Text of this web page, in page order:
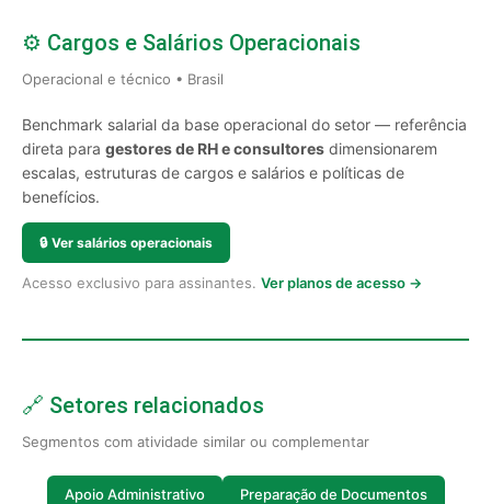
⚙️ Cargos e Salários Operacionais
Operacional e técnico • Brasil
Benchmark salarial da base operacional do setor — referência
direta para gestores de RH e consultores dimensionarem
escalas, estruturas de cargos e salários e políticas de
benefícios.
🔒 Ver salários operacionais
Acesso exclusivo para assinantes. Ver planos de acesso →
🔗 Setores relacionados
Segmentos com atividade similar ou complementar
Apoio Administrativo Preparação de Documentos